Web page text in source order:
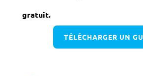
gratuit.
TÉLÉCHARGER UN